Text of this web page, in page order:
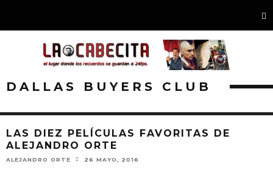
DALLAS BUYERS CLUB
LAS DIEZ PELÍCULAS FAVORITAS DE
ALEJANDRO ORTE
ALEJANDRO ORTE 26 MAYO, 2016